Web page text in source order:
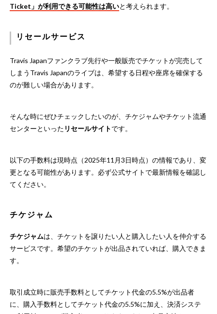
Ticket」が利用できる可能性は高いと考えられます。
リセールサービス
Travis Japanファンクラブ先行や一般販売でチケットが完売して
しまうTravis Japanのライブは、希望する日程や座席を確保する
のが難しい場合があります。
そんな時にぜひチェックしたいのが、チケジャムやチケット流通
センターといった リセールサイトです。
以下の手数料は現時点（2025年11月3日時点）の情報であり、変
更となる可能性があります。必ず公式サイトで最新情報を確認し
てください。
チケジャム
チケジャムは、チケットを譲りたい人と購入したい人を仲介する
サービスです。希望のチケットが出品されていれば、購入できま
す。
取引成立時に販売手数料としてチケット代金の5.5%が出品者
に、購入手数料としてチケット代金の5.5%に加え、決済システ